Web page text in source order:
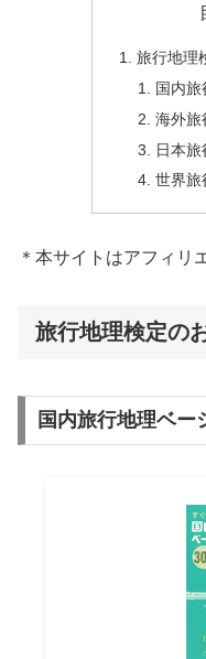
旅行地理
国内
海外旅
日本
世界旅
＊本サイトはアフィリ
旅行地理検定の
国内旅行地理ベー